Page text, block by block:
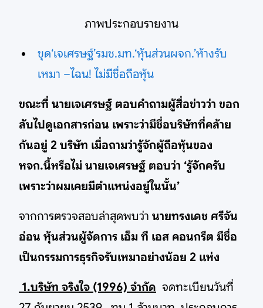
ภาพประกอบรายงาน
ขุด‘เจเศรษฐ์’รมช.มท.‘หุ้นส่วนผจก.’ห้างรับ
เหมา –ไฉน! ไม่มีชื่อถือหุ้น
ขณะที่ นายเจเศรษฐ์ ตอบคำถามผู้สื่อข่าวว่า ขอก
ลับไปดูเอกสารก่อน เพราะว่ามีชื่อบริษัทที่คล้าย
กันอยู่ 2 บริษัท เมื่อถามว่ารู้จักผู้ถือหุ้นของ
หจก.นี้หรือไม่ นายเจเศรษฐ์ ตอบว่า ‘รู้จักครับ
เพราะว่าผมเคยมีตำแหน่งอยู่ในนั้น’
จากการตรวจสอบล่าสุดพบว่า นายทรงเดช ศรีจัน
อ่อน หุ้นส่วนผู้จัดการ เอ็ม ที เอส คอนกรีต มีชื่อ
เป็นกรรมการธุรกิจรับเหมาอย่างน้อย 2 แห่ง
1.บริษัท จริงใจ (1996) จำกัด จดทะเบียนวันที่